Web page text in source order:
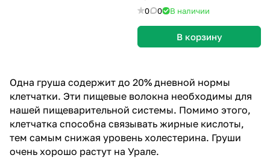
0 0 В наличии
В корзину
Одна груша содержит до 20% дневной нормы
клетчатки. Эти пищевые волокна необходимы для
нашей пищеварительной системы. Помимо этого,
клетчатка способна связывать жирные кислоты,
тем самым снижая уровень холестерина. Груши
очень хорошо растут на Урале.